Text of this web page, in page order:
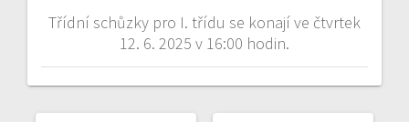
Třídní schůzky pro I. třídu se konají ve čtvrtek
12. 6. 2025 v 16:00 hodin.